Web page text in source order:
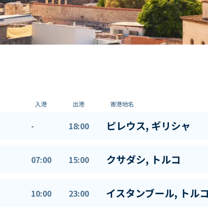
入港 出港 寄港地名
- 18:00 ピレウス, ギリシャ
07:00 15:00 クサダシ, トルコ
10:00 23:00 イスタンブール, トルコ